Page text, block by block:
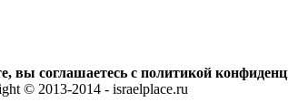
вы соглашаетесь с политикой
© 2013-2014 - israelplace.ru